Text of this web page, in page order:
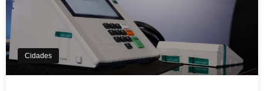
experiência única em nosso site.
Aceitar
Cidades